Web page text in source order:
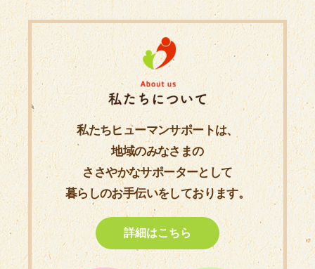
私たちヒューマンサポートは、
地域のみなさまの
ささやかなサポーターとして
暮らしのお手伝いをしております。
詳細はこちら